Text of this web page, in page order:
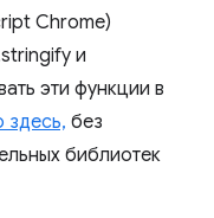
Chrome)
и
эти функции в
здесь, без
библиотек